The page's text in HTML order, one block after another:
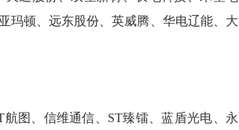
玛顿、远东股份、英威腾、华电辽能、大
图、信维通信、ST臻镭、蓝盾光电、永